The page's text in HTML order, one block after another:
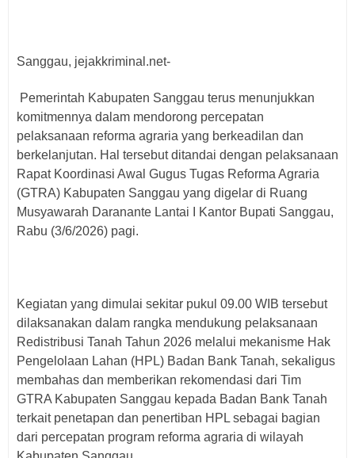
Sanggau, jejakkriminal.net-
Pemerintah Kabupaten Sanggau terus menunjukkan
komitmennya dalam mendorong percepatan
pelaksanaan reforma agraria yang berkeadilan dan
berkelanjutan. Hal tersebut ditandai dengan pelaksanaan
Rapat Koordinasi Awal Gugus Tugas Reforma Agraria
(GTRA) Kabupaten Sanggau yang digelar di Ruang
Musyawarah Daranante Lantai I Kantor Bupati Sanggau,
Rabu (3/6/2026) pagi.
Kegiatan yang dimulai sekitar pukul 09.00 WIB tersebut
dilaksanakan dalam rangka mendukung pelaksanaan
Redistribusi Tanah Tahun 2026 melalui mekanisme Hak
Pengelolaan Lahan (HPL) Badan Bank Tanah, sekaligus
membahas dan memberikan rekomendasi dari Tim
GTRA Kabupaten Sanggau kepada Badan Bank Tanah
terkait penetapan dan penertiban HPL sebagai bagian
dari percepatan program reforma agraria di wilayah